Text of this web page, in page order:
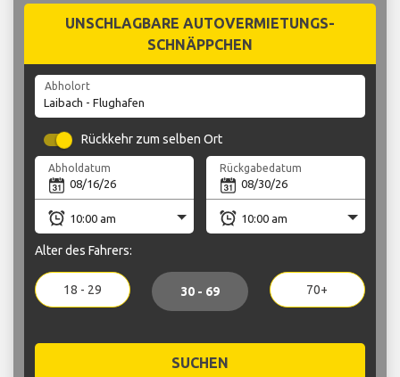
UNSCHLAGBARE AUTOVERMIETUNGS-
SCHNÄPPCHEN
Abholort
Rückkehr zum selben Ort
Abholdatum Rückgabedatum
Alter des Fahrers:
18 - 29 30 - 69 70+
SUCHEN